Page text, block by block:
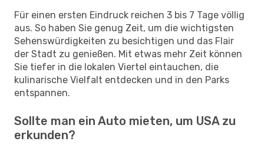
Für einen ersten Eindruck reichen 3 bis 7 Tage völlig
aus. So haben Sie genug Zeit, um die wichtigsten
Sehenswürdigkeiten zu besichtigen und das Flair
der Stadt zu genießen. Mit etwas mehr Zeit können
Sie tiefer in die lokalen Viertel eintauchen, die
kulinarische Vielfalt entdecken und in den Parks
entspannen.
Sollte man ein Auto mieten, um USA zu
erkunden?